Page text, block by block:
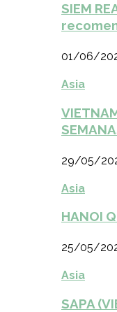
SIEM
01/06/
Asia
29/05/
Asia
HANOI
25/05/
Asia
SAPA